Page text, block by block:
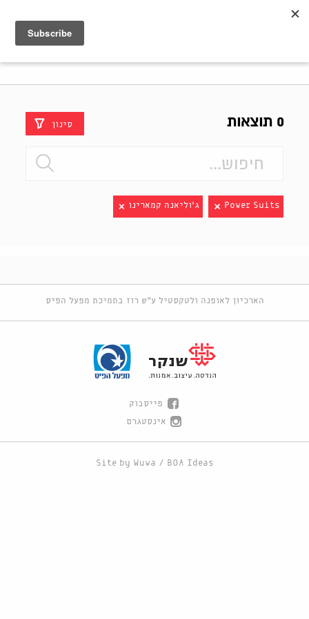
0 תוצאות סינון
Power Suits ג'וליאנה קמארינו
הארכיון לאופנה ולטקסטיל ע"ש רוז בתמיכת מפעל הפיס
פייסבוק
אינסטגרם
Site by Wuwa / BOA Ideas